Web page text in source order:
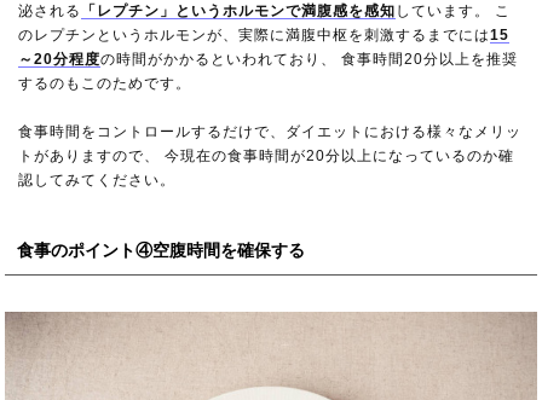
泌される
「レプチン」というホルモンで満腹感を感知 しています。 こ
のレプチンというホルモンが、実際に満腹中枢を刺激するまでには15
～20分程度の時間がかかるといわれており、 食事時間20分以上を推奨
するのもこのためです。
食事時間をコントロールするだけで、ダイエットにおける様々なメリッ
トがありますので、 今現在の食事時間が20分以上になっているのか確
認してみてください。
食事のポイント④空腹時間を確保する